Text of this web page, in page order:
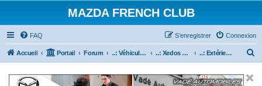
MAZDA FRENCH CLUB
FAQ Connexion
S’enregistrer
Accueil Portail Forum ..: Véhicules Mazda ancien (<2003) :.. ..: Xedos 6 & 9 :.. ..: Extérieur / Eclairage / Jantes (Xed) :..